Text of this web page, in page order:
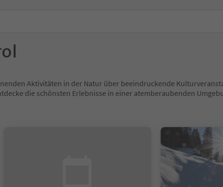
Aktivitäten in der Natur über beeindruckende
die schönsten Erlebnisse in einer atemberaubenden